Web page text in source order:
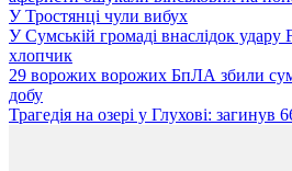
У Тростянці чули вибух
У Сумській громаді внаслідок
хлопчик
29 ворожих ворожих БпЛА збили
добу
Трагедія на озері у Глухові: загинув